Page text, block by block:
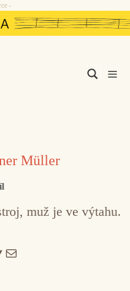
-
Müller
muž je ve výtahu.
Mail